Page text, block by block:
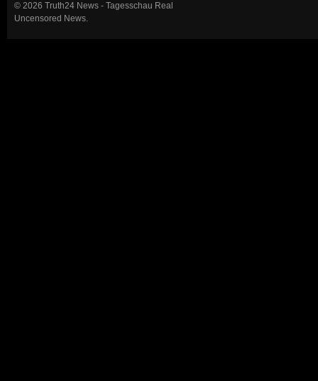
© 2026 Truth24 News - Tagesschau Real
Uncensored News.